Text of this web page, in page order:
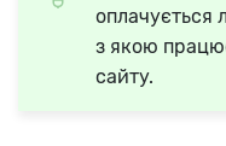
оплачується
з якою
сайту.